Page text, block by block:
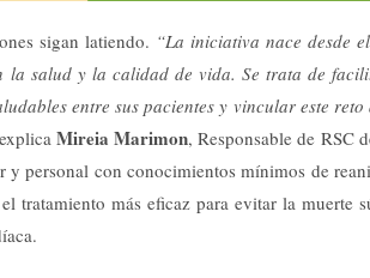
sigan latiendo. “La iniciativa nace desde
la salud y la calidad de vida. Se trata de
entre sus pacientes y vincular este
Mireia Marimon, Responsable de RSC
personal con conocimientos mínimos de
tratamiento más eficaz para evitar la muerte